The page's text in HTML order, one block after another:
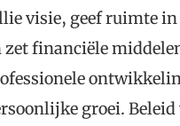
visie, geef ruimte in
zet financiële
groei.